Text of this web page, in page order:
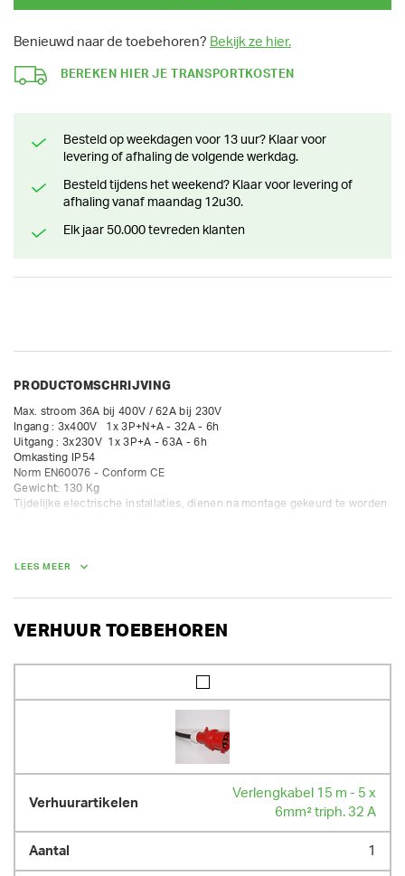
Benieuwd naar de toebehoren? Bekijk ze hier.
BEREKEN HIER JE TRANSPORTKOSTEN
Besteld op weekdagen voor 13 uur? Klaar voor
levering of afhaling de volgende werkdag.
Besteld tijdens het weekend? Klaar voor levering of
afhaling vanaf maandag 12u30.
Elk jaar 50.000 tevreden klanten
PRODUCTOMSCHRIJVING
Max. stroom 36A bij 400V / 62A bij 230V
Ingang : 3x400V   1x 3P+N+A - 32A - 6h
Uitgang : 3x230V  1x 3P+A - 63A - 6h
Omkasting IP54
Norm EN60076 - Conform CE
Gewicht: 130 Kg
Tijdelijke electrische installaties, dienen na montage gekeurd te worden
LEES MEER
VERHUUR TOEBEHOREN
Verlengkabel 15 m - 5 x
6mm² triph. 32 A
1